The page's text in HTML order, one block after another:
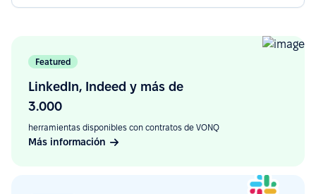
Featured
LinkedIn, Indeed y más de
3.000
herramientas disponibles con contratos de VONQ
Más información